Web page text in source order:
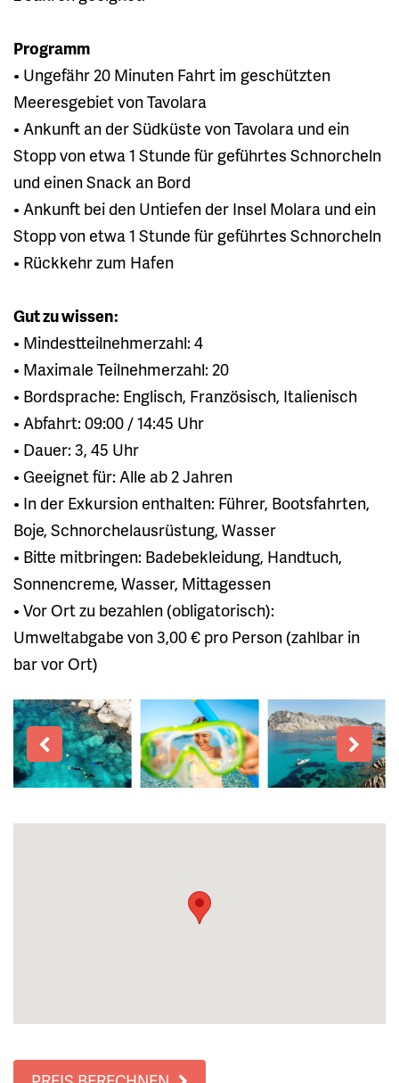
Programm
• Ungefähr 20 Minuten Fahrt im geschützten
Meeresgebiet von Tavolara
• Ankunft an der Südküste von Tavolara und ein
Stopp von etwa 1 Stunde für geführtes Schnorcheln
und einen Snack an Bord
• Ankunft bei den Untiefen der Insel Molara und ein
Stopp von etwa 1 Stunde für geführtes Schnorcheln
• Rückkehr zum Hafen
Gut zu wissen:
• Mindestteilnehmerzahl: 4
• Maximale Teilnehmerzahl: 20
• Bordsprache: Englisch, Französisch, Italienisch
• Abfahrt: 09:00 / 14:45 Uhr
• Dauer: 3, 45 Uhr
• Geeignet für: Alle ab 2 Jahren
• In der Exkursion enthalten: Führer, Bootsfahrten,
Boje, Schnorchelausrüstung, Wasser
• Bitte mitbringen: Badebekleidung, Handtuch,
Sonnencreme, Wasser, Mittagessen
• Vor Ort zu bezahlen (obligatorisch):
Umweltabgabe von 3,00 € pro Person (zahlbar in
bar vor Ort)